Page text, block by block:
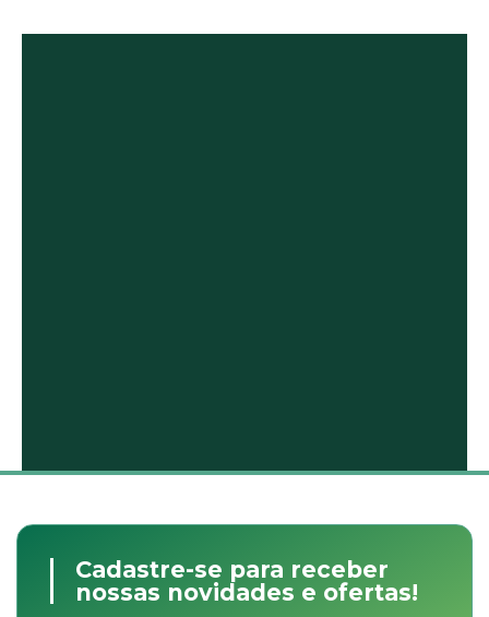
Cadastre-se para receber
nossas novidades e ofertas!